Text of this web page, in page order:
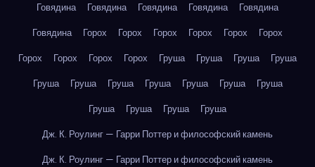
Говядина
Говядина Говядина Говядина
Говядина
Говядина
Горох Горох Горох Горох Горох
Горох
Горох
Горох Горох Горох Груша Груша Груша
Груша
Груша
Груша Груша Груша Груша Груша
Груша
Груша
Груша Груша
Груша
Дж. К. Роулинг — Гарри Поттер и философский камень
Дж. К. Роулинг — Гарри Поттер и философский камень